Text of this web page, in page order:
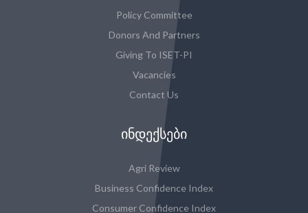
Policy Committee
Donors And Partners
Giving To ISET-PI
Vacancies
Contact Us
ᲘᲜᲓᲔᲥᲡᲔᲑᲘ
Agri Review
Business Confidence Index
Consumer Confidence Index